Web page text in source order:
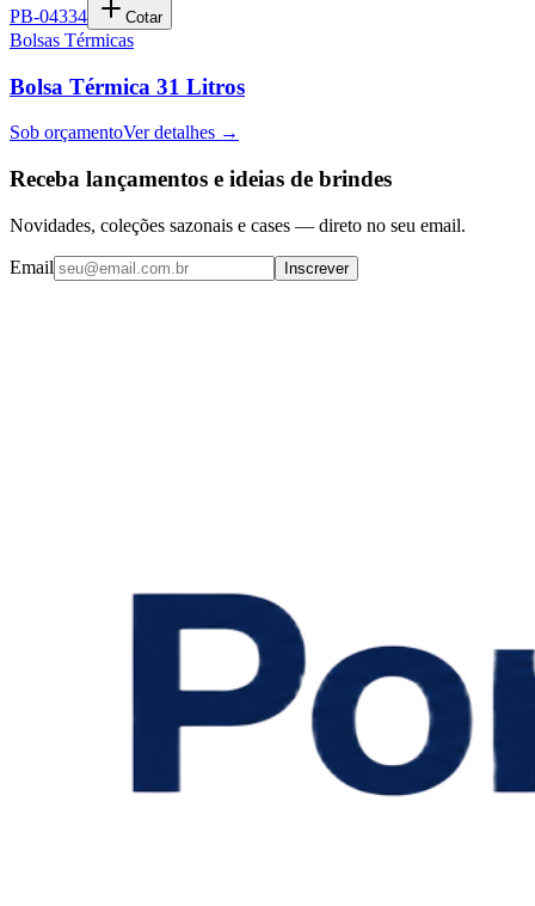
PB-04334 Cotar
Bolsas Térmicas
Bolsa Térmica 31 Litros
Sob orçamentoVer detalhes →
Receba lançamentos e ideias de brindes
Novidades, coleções sazonais e cases — direto no seu email.
Email Inscrever